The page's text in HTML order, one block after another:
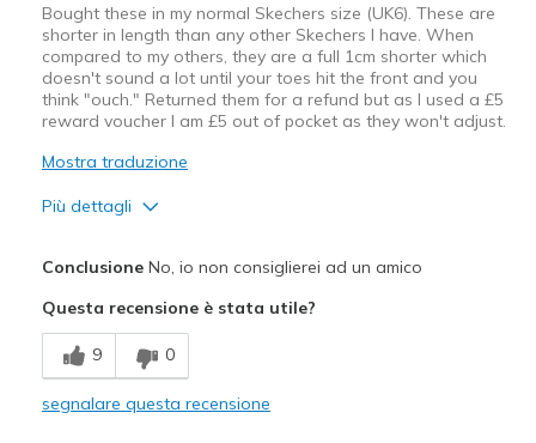
Bought these in my normal Skechers size (UK6). These are
shorter in length than any other Skechers I have. When
compared to my others, they are a full 1cm shorter which
doesn't sound a lot until your toes hit the front and you
think "ouch." Returned them for a refund but as I used a £5
reward voucher I am £5 out of pocket as they won't adjust.
Mostra traduzione
Più dettagli
Migliori Utilizzi:
Casual Wear
ConclusioneNo, io non consiglierei ad un amico
Questa recensione è stata utile?
9 0
segnalare questa recensione